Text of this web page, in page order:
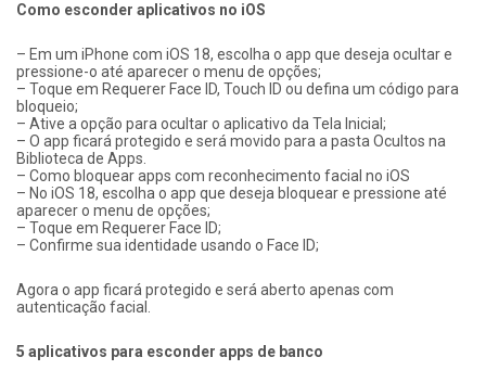
Como esconder aplicativos no iOS
– Em um iPhone com iOS 18, escolha o app que deseja ocultar e
pressione-o até aparecer o menu de opções;
– Toque em Requerer Face ID, Touch ID ou defina um código para
bloqueio;
– Ative a opção para ocultar o aplicativo da Tela Inicial;
– O app ficará protegido e será movido para a pasta Ocultos na
Biblioteca de Apps.
– Como bloquear apps com reconhecimento facial no iOS
– No iOS 18, escolha o app que deseja bloquear e pressione até
aparecer o menu de opções;
– Toque em Requerer Face ID;
– Confirme sua identidade usando o Face ID;
Agora o app ficará protegido e será aberto apenas com
autenticação facial.
5 aplicativos para esconder apps de banco